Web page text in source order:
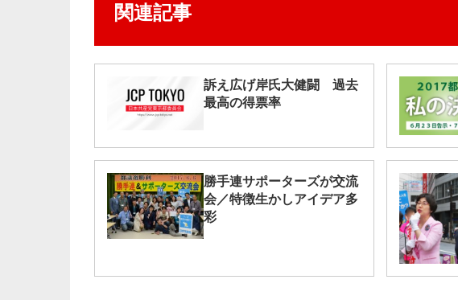
関連記事
訴え広げ岸氏大健闘 過去
最高の得票率
勝手連サポーターズが交流
会／特徴生かしアイデア多
彩